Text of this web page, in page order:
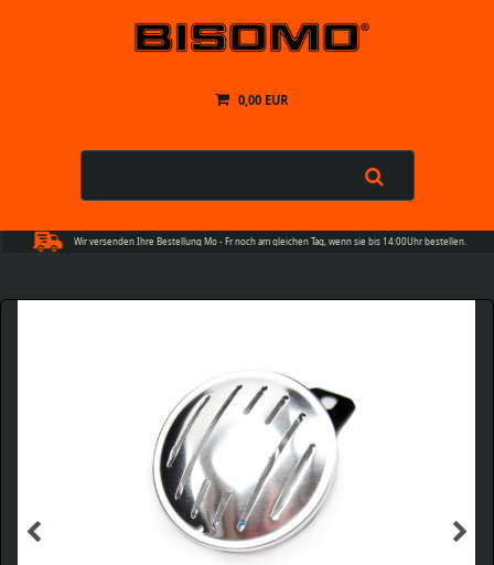
0,00 EUR
Wir versenden Ihre Bestellung Mo - Fr noch am gleichen Tag, wenn sie bis 14:00Uhr bestellen.